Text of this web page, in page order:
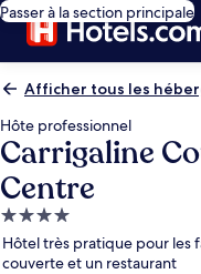
Passer à la section principale
Afficher tous les
Hôte professionnel
Carrigaline
Centre
Hébergement
4.0 étoiles
Hôtel très pratique pour les
couverte et un restaurant